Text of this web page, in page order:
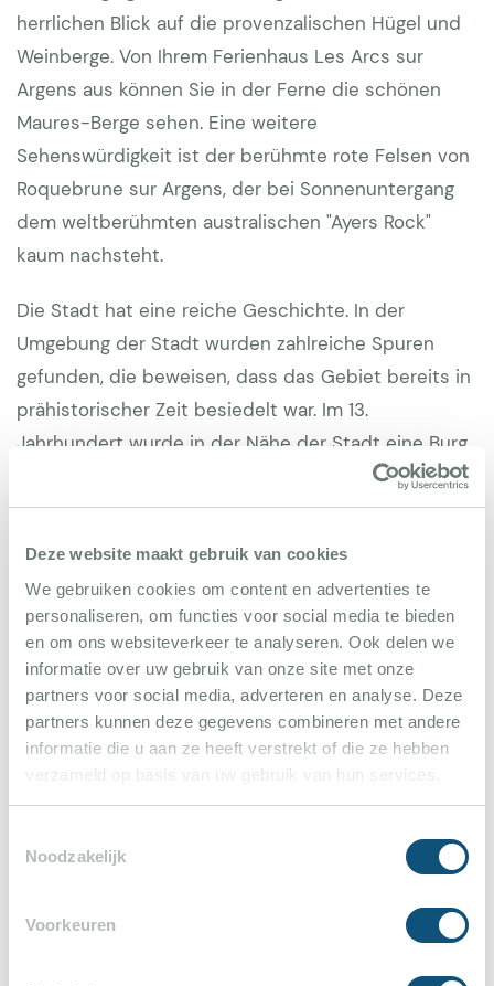
Deze website maakt gebruik van cookies
We gebruiken cookies om content en advertenties te
personaliseren, om functies voor social media te bieden
en om ons websiteverkeer te analyseren. Ook delen we
informatie over uw gebruik van onze site met onze
partners voor social media, adverteren en analyse. Deze
partners kunnen deze gegevens combineren met andere
informatie die u aan ze heeft verstrekt of die ze hebben
verzameld op basis van uw gebruik van hun services.
Noodzakelijk
Voorkeuren
werden | die Eigentümer haben beim Haus ein
Privatapartement das für Gäste verschlossen ist, es
ist nicht belegt wenn das Haus gebucht wird. | Die
Hauseigentümer vermieten teilweise auch mit
abweichenden Ankunfts und Abreisetagen. Bitte
klären Sie die genaue Verfügbarkeit mit uns.
herrlichen Blick auf die provenzalischen Hügel und
Weinberge. Von Ihrem Ferienhaus Les Arcs sur
Argens aus können Sie in der Ferne die schönen
Maures-Berge sehen. Eine weitere
Sehenswürdigkeit ist der berühmte rote Felsen von
Roquebrune sur Argens, der bei Sonnenuntergang
dem weltberühmten australischen "Ayers Rock"
kaum nachsteht.
Die Stadt hat eine reiche Geschichte. In der
Umgebung der Stadt wurden zahlreiche Spuren
gefunden, die beweisen, dass das Gebiet bereits in
prähistorischer Zeit besiedelt war. Im 13.
Jahrhundert wurde in der Nähe der Stadt eine Burg
errichtet. Diese Burg sollte sowohl die Einwohner
der Stadt als auch das Umland vor Feinden
schützen. Während der Französischen Revolution
Turm überstand die Schlacht unbeschadet. Trotz
seiner turbulenten Geschichte ist der
mittelalterliche Ortskern über die Jahrhunderte
hinweg gut erhalten geblieben.
Hübsche alte Dorfhäuser und Bastiden wechseln
verleihen. Im alten mittelalterlichen Dorfkern, Le
Stunden lang bummeln. Sie können unter anderem